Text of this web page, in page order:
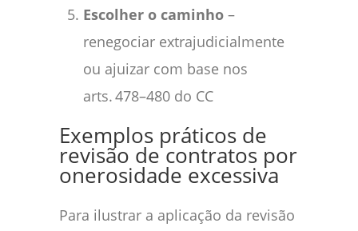
Escolher o caminho –
renegociar extrajudicialmente
ou ajuizar com base nos
arts. 478–480 do CC
Exemplos práticos de
revisão de contratos por
onerosidade excessiva
Para ilustrar a aplicação da revisão